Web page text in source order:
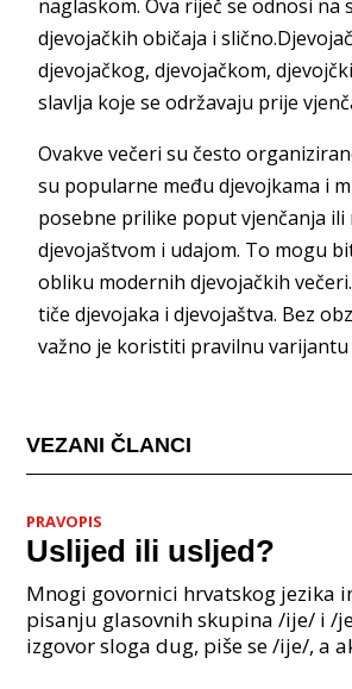
naglaskom. Ova riječ se odnosi
djevojačkih običaja i
djevojačkog, djevojačkom,
slavlja koje se održavaju prije
Ovakve večeri su često
su popularne među djevojkama i
posebne prilike poput vjenčanja
djevojaštvom i udajom. To mogu
obliku modernih djevojačkih
tiče djevojaka i djevojaštva. Bez
važno je koristiti pravilnu
VEZANI ČLANCI
PRAVOPIS
Uslijed ili usljed?
Mnogi govornici hrvatskog jezika
pisanju glasovnih skupina /ije/ i /
izgovor sloga dug, piše se /ije/, a